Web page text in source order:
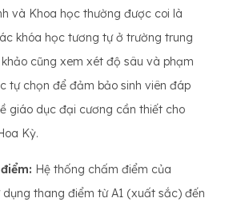
và Khoa học thường được coi là
khóa học tương tự ở trường trung
cũng xem xét độ sâu và phạm
tự chọn để đảm bảo sinh viên đáp
giáo dục đại cương cần thiết cho
Kỳ.
Hệ thống chấm điểm của
dụng thang điểm từ A1 (xuất sắc) đến